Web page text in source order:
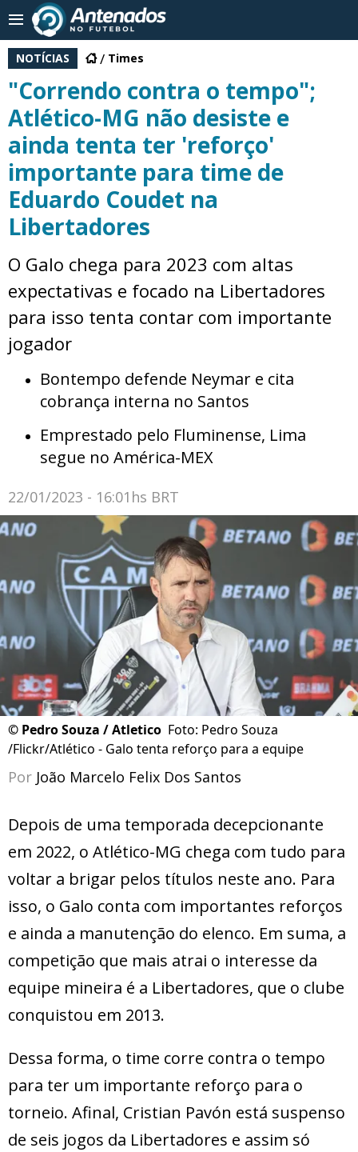
NOTÍCIAS Times
"Correndo contra o tempo";
Atlético-MG não desiste e
ainda tenta ter 'reforço'
importante para time de
Eduardo Coudet na
Libertadores
O Galo chega para 2023 com altas
expectativas e focado na Libertadores
para isso tenta contar com importante
jogador
Bontempo defende Neymar e cita
cobrança interna no Santos
Emprestado pelo Fluminense, Lima
segue no América-MEX
22/01/2023 - 16:01hs BRT
© Pedro Souza / Atletico Foto: Pedro Souza
/Flickr/Atlético - Galo tenta reforço para a equipe
Por João Marcelo Felix Dos Santos
Depois de uma temporada decepcionante
em 2022, o Atlético-MG chega com tudo para
voltar a brigar pelos títulos neste ano. Para
isso, o Galo conta com importantes reforços
e ainda a manutenção do elenco. Em suma, a
competição que mais atrai o interesse da
equipe mineira é a Libertadores, que o clube
conquistou em 2013.
Dessa forma, o time corre contra o tempo
para ter um importante reforço para o
torneio. Afinal, Cristian Pavón está suspenso
de seis jogos da Libertadores e assim só